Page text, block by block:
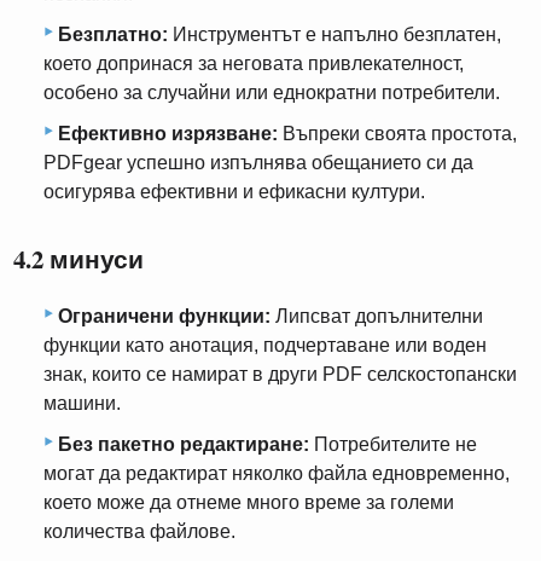
Безплатно: Инструментът е напълно безплатен,
което допринася за неговата привлекателност,
особено за случайни или еднократни потребители.
Ефективно изрязване: Въпреки своята простота,
PDFgear успешно изпълнява обещанието си да
осигурява ефективни и ефикасни култури.
4.2 минуси
Ограничени функции: Липсват допълнителни
функции като анотация, подчертаване или воден
знак, които се намират в други PDF селскостопански
машини.
Без пакетно редактиране: Потребителите не
могат да редактират няколко файла едновременно,
което може да отнеме много време за големи
количества файлове.